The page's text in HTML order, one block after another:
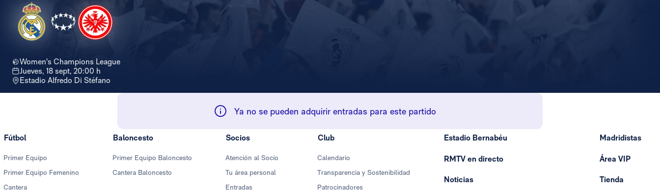
Women's Champions League
jueves, 18 sept, 20:00 h
Estadio Alfredo Di Stéfano
Ya no se pueden adquirir entradas para este partido
Fútbol
Primer Equipo
Primer Equipo Femenino
Cantera
Baloncesto
Primer Equipo Baloncesto
Cantera Baloncesto
Socios
Atención al Socio
Tu área personal
Entradas
Club
Calendario
Transparencia y Sostenibilidad
Patrocinadores
Estadio Bernabéu
RMTV en directo
Noticias
Madridistas
Área VIP
Tienda